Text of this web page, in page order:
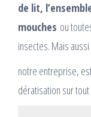
de lit,
mouches ou
insectes. Mais
notre entreprise,
dératisation sur